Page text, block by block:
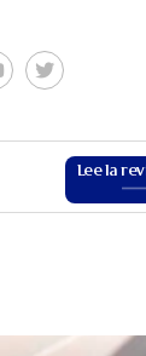
Lee la